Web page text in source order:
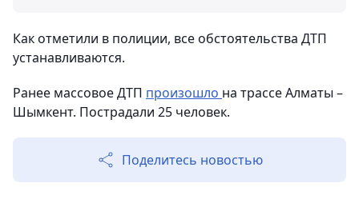
Как отметили в полиции, все обстоятельства ДТП
устанавливаются.
Ранее массовое ДТП произошло на трассе Алматы –
Шымкент. Пострадали 25 человек.
Поделитесь новостью